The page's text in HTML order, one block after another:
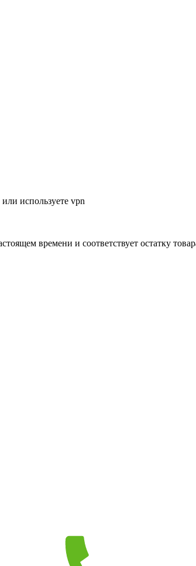
используете vpn
времени и соответствует остатку